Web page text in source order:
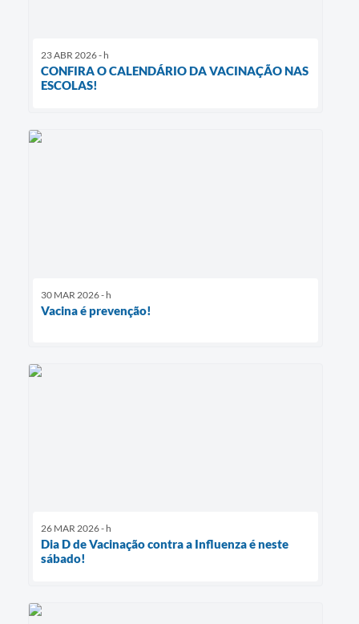
23 ABR 2026 - h
CONFIRA O CALENDÁRIO DA VACINAÇÃO NAS
ESCOLAS!
30 MAR 2026 - h
Vacina é prevenção!
26 MAR 2026 - h
Dia D de Vacinação contra a Influenza é neste
sábado!